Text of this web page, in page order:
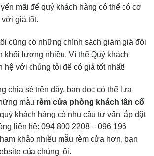
mãi để quý khách hàng có thể có cơ
với giá tốt.
cũng có những chính sách giảm giá đối
khối lượng nhiều. Vì thế Quý khách
hệ với chúng tôi để có giá tốt nhất!
chia sẻ trên đây, bạn đọc có thể lựa
mẫu rèm cửa phòng khách tân cổ
khách hàng có nhu cầu tư vấn lắp đặt
liên hệ: 094 800 2208 – 096 196
khảo nhiều mẫu rèm cửa hơn, bạn
của chúng tôi.